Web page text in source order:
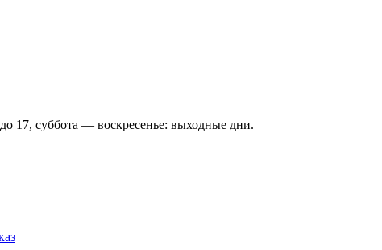
17, суббота — воскресенье: выходные дни.